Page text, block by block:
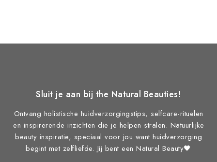
Sluit je aan bij the Natural Beauties!
Ontvang holistische huidverzorgingstips, selfcare-rituelen
en inspirerende inzichten die je helpen stralen. Natuurlijke
beauty inspiratie, speciaal voor jou want huidverzorging
begint met zelfliefde. Jij bent een Natural Beauty🖤